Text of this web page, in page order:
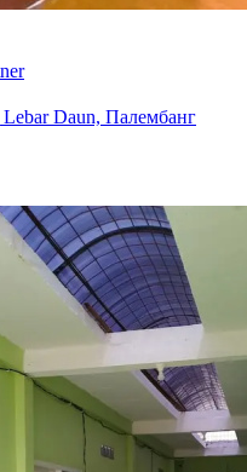
Daun, Палембанг